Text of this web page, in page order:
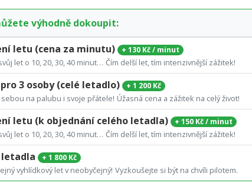
výhodně dokoupit:
letu (cena za minutu)
+130 Kč / minut
let o 10, 20, 30, 40 minut… Čím delší let, tím intenzivnější zážitek!
3 osoby (celé letadlo) +1 200 Kč
na palubu i svoje přátele! Úžasná cena a zážitek na celý život!
letu (k objednání celého letadla) +150 Kč / minut
let o 10, 20, 30, 40 minut… Čím delší let, tím intenzivnější zážitek!
letadla +1 800 Kč
vyhlídkový let v neobyčejný! Vyzkoušejte si být na chvíli pilotem.